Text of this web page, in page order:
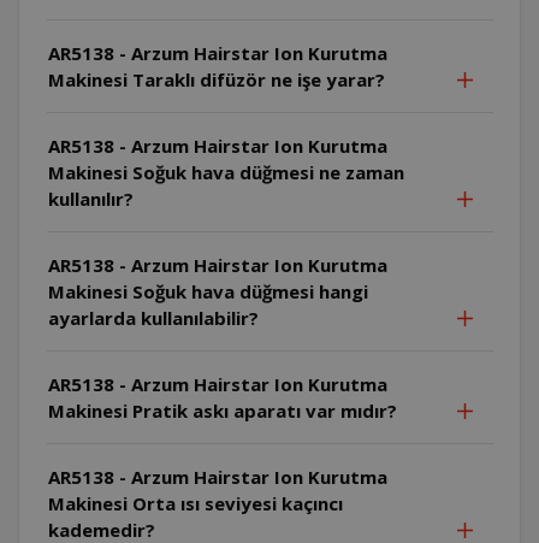
AR5138 - Arzum Hairstar Ion Kurutma
Makinesi Taraklı difüzör ne işe yarar?
AR5138 - Arzum Hairstar Ion Kurutma
Makinesi Soğuk hava düğmesi ne zaman
kullanılır?
AR5138 - Arzum Hairstar Ion Kurutma
Makinesi Soğuk hava düğmesi hangi
ayarlarda kullanılabilir?
AR5138 - Arzum Hairstar Ion Kurutma
Makinesi Pratik askı aparatı var mıdır?
AR5138 - Arzum Hairstar Ion Kurutma
Makinesi Orta ısı seviyesi kaçıncı
kademedir?